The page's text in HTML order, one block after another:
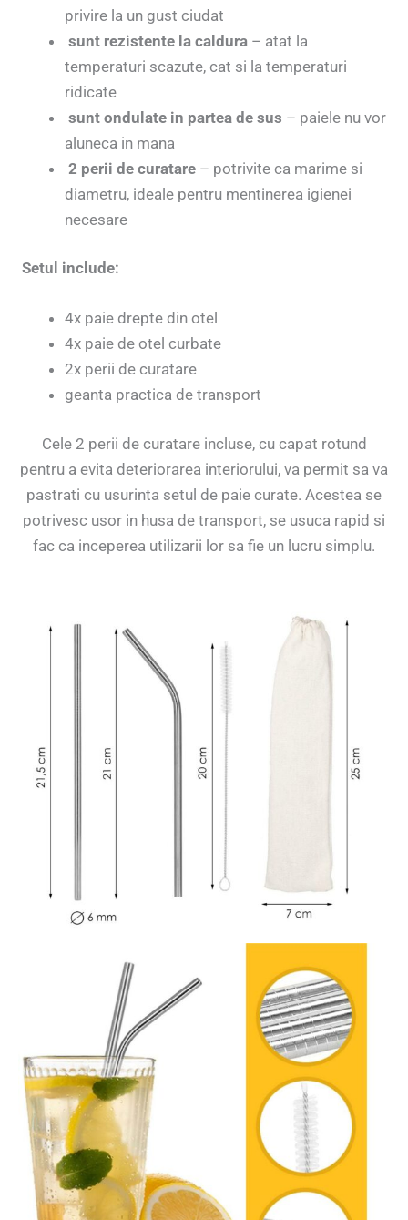
privire la un gust ciudat
sunt rezistente la caldura – atat la
temperaturi scazute, cat si la temperaturi
ridicate
sunt ondulate in partea de sus – paiele nu vor
aluneca in mana
2 perii de curatare – potrivite ca marime si
diametru, ideale pentru mentinerea igienei
necesare
Setul include:
4x paie drepte din otel
4x paie de otel curbate
2x perii de curatare
geanta practica de transport
Cele 2 perii de curatare incluse, cu capat rotund
pentru a evita deteriorarea interiorului, va permit sa va
pastrati cu usurinta setul de paie curate. Acestea se
potrivesc usor in husa de transport, se usuca rapid si
fac ca inceperea utilizarii lor sa fie un lucru simplu.